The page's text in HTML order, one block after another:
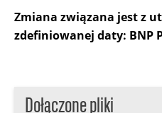
Zmiana związana jest z
zdefiniowanej daty: BNP
Dołączone pliki